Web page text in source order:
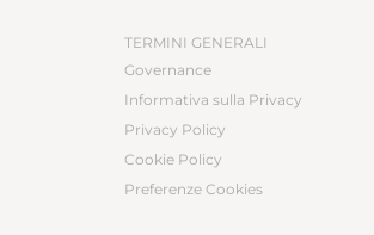
TERMINI GENERALI
Governance
Informativa sulla Privacy
Privacy Policy
Cookie Policy
Preferenze Cookies